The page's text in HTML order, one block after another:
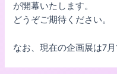
が開幕いたします。
どうぞご期待ください。
なお、現在の企画展は7